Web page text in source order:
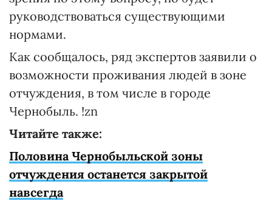
руководствоваться существующими
нормами.
Как сообщалось, ряд экспертов заявили о
возможности проживания людей в зоне
отчуждения, в том числе в городе
Чернобыль. !zn
Читайте также:
Половина Чернобыльской зоны
отчуждения останется закрытой
навсегда